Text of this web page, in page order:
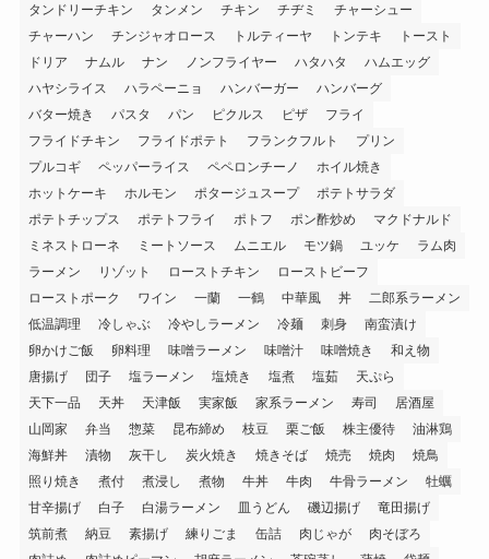
タンドリーチキン
タンメン チキン チヂミ
チャーシュー
チャーハン
チンジャオロース トルティーヤ トンテキ
トースト
ドリア
ナムル ナン ノンフライヤー ハタハタ
ハムエッグ
ハヤシライス
ハラペーニョ ハンバーガー
ハンバーグ
バター焼き
パスタ パン ピクルス ピザ
フライ
フライドチキン
フライドポテト フランクフルト
プリン
プルコギ
ペッパーライス ペペロンチーノ
ホイル焼き
ホットケーキ
ホルモン ポタージュスープ
ポテトサラダ
ポテトチップス
ポテトフライ ポトフ ポン酢炒め
マクドナルド
ミネストローネ
ミートソース ムニエル モツ鍋 ユッケ
ラム肉
ラーメン
リゾット ローストチキン
ローストビーフ
ローストポーク
ワイン 一蘭 一鶴 中華風 丼
二郎系ラーメン
低温調理
冷しゃぶ 冷やしラーメン 冷麺 刺身
南蛮漬け
卵かけご飯
卵料理 味噌ラーメン 味噌汁 味噌焼き
和え物
唐揚げ
団子 塩ラーメン 塩焼き 塩煮 塩茹
天ぷら
天下一品
天丼 天津飯 実家飯 家系ラーメン 寿司
居酒屋
山岡家
弁当 惣菜 昆布締め 枝豆 栗ご飯 株主優待
油淋鶏
海鮮丼
漬物 灰干し 炭火焼き 焼きそば 焼売 焼肉
焼鳥
照り焼き
煮付 煮浸し 煮物 牛丼 牛肉 牛骨ラーメン
牡蠣
甘辛揚げ
白子 白湯ラーメン 皿うどん 磯辺揚げ
竜田揚げ
筑前煮
納豆 素揚げ 練りごま 缶詰 肉じゃが
肉そぼろ